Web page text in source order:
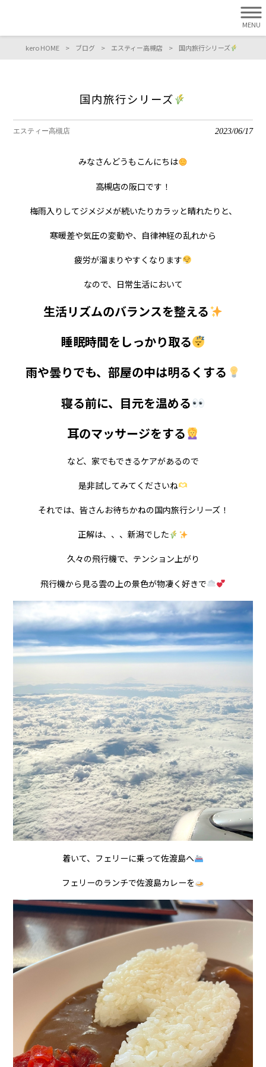
MENU
kero HOME > ブログ > エスティー高槻店 > 国内旅行シリーズ
国内旅行シリーズ
エスティー高槻店 2023/06/17
みなさんどうもこんにちは
高槻店の阪口です！
梅雨入りしてジメジメが続いたりカラッと晴れたりと、
寒暖差や気圧の変動や、自律神経の乱れから
疲労が溜まりやすくなります
なので、日常生活において
生活リズムのバランスを整える
睡眠時間をしっかり取る
雨や曇りでも、部屋の中は明るくする
寝る前に、目元を温める
耳のマッサージをする
など、家でもできるケアがあるので
是非試してみてくださいね
それでは、皆さんお待ちかねの国内旅行シリーズ！
正解は、、、新潟でした
久々の飛行機で、テンション上がり
飛行機から見る雲の上の景色が物凄く好きで
着いて、フェリーに乗って佐渡島へ
フェリーのランチで佐渡島カレーを